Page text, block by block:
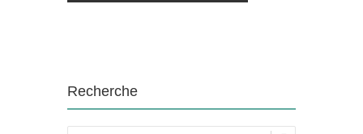
Recherche